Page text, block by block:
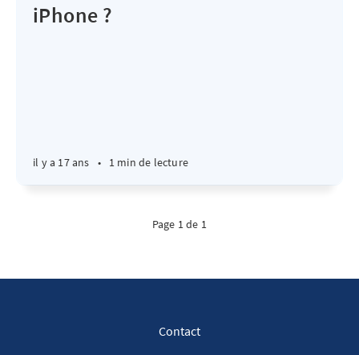
iPhone ?
il y a 17 ans • 1 min de lecture
Page 1 de 1
Contact